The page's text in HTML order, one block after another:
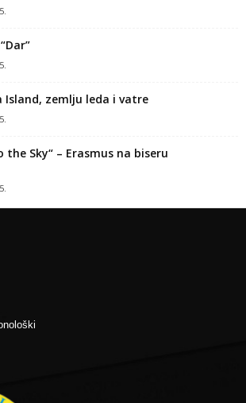
Island, zemlju leda i vatre
Sky“ – Erasmus na biseru